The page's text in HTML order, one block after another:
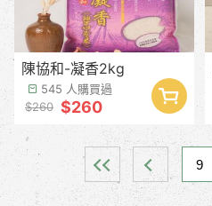
陳協和-凝香2kg
545 人購買過
$260 $260
9